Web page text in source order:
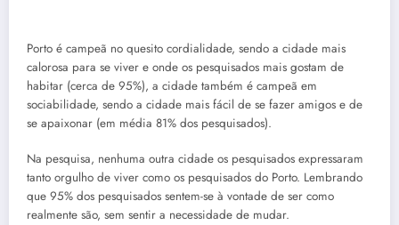
Porto é campeã no quesito cordialidade, sendo a cidade mais
calorosa para se viver e onde os pesquisados mais gostam de
habitar (cerca de 95%), a cidade também é campeã em
sociabilidade, sendo a cidade mais fácil de se fazer amigos e de
se apaixonar (em média 81% dos pesquisados).
Na pesquisa, nenhuma outra cidade os pesquisados expressaram
tanto orgulho de viver como os pesquisados do Porto. Lembrando
que 95% dos pesquisados sentem-se à vontade de ser como
realmente são, sem sentir a necessidade de mudar.